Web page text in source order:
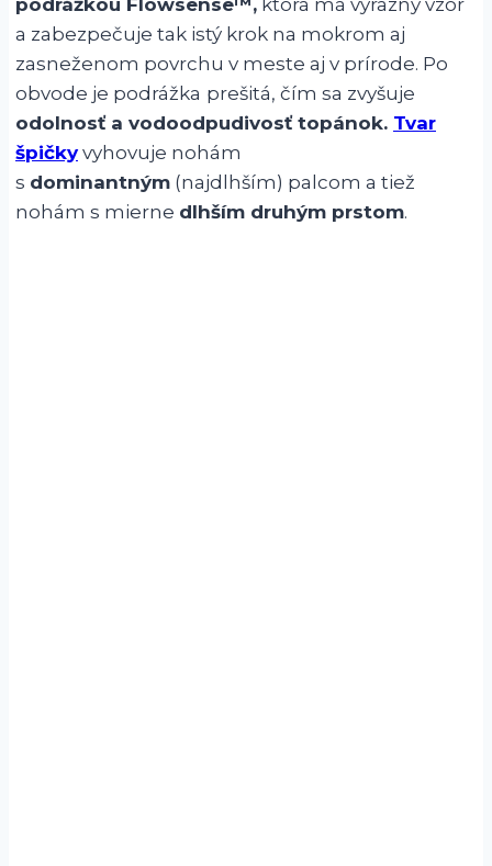
podrážkou Flowsense™, ktorá má výrazný vzor
a zabezpečuje tak istý krok na mokrom aj
zasneženom povrchu v meste aj v prírode. Po
obvode je podrážka prešitá, čím sa zvyšuje
odolnosť a vodoodpudivosť topánok. Tvar
špičkyvyhovuje nohám
s dominantným (najdlhším) palcom a tiež
nohám s mierne dlhším druhým prstom.